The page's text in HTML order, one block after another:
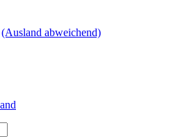
(Ausland abweichend)